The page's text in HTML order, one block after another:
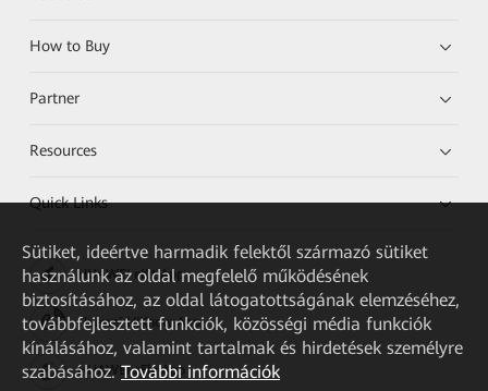
How to Buy
Partner
Resources
Quick Links
HUAWEI eKit App
Huawei HiKnow App
HUAWEI eFly App
Sütiket, ideértve harmadik felektől származó sütiket
használunk az oldal megfelelő működésének
biztosításához, az oldal látogatottságának elemzéséhez,
továbbfejlesztett funkciók, közösségi média funkciók
kínálásához, valamint tartalmak és hirdetések személyre
szabásához. További információk